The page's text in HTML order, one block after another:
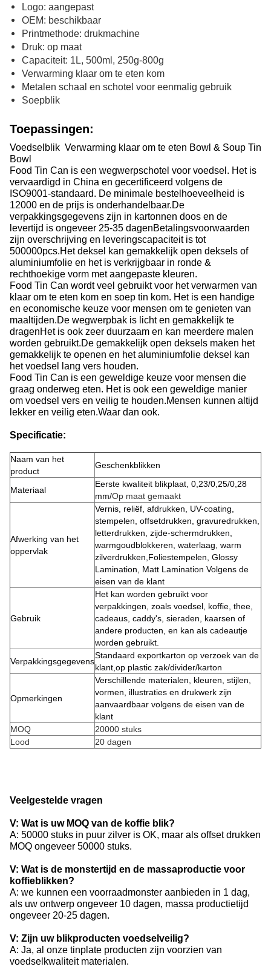
Logo: aangepast
OEM: beschikbaar
Printmethode: drukmachine
Druk: op maat
Capaciteit: 1L, 500ml, 250g-800g
Verwarming klaar om te eten kom
Metalen schaal en schotel voor eenmalig gebruik
Soepblik
Toepassingen:
Voedselblik ️ Verwarming klaar om te eten Bowl & Soup Tin
Bowl
Food Tin Can is een wegwerpschotel voor voedsel. Het is
vervaardigd in China en gecertificeerd volgens de
ISO9001-standaard. De minimale bestelhoeveelheid is
12000 en de prijs is onderhandelbaar.De
verpakkingsgegevens zijn in kartonnen doos en de
levertijd is ongeveer 25-35 dagenBetalingsvoorwaarden
zijn overschrijving en leveringscapaciteit is tot
500000pcs.Het deksel kan gemakkelijk open deksels of
aluminiumfolie en het is verkrijgbaar in ronde &
rechthoekige vorm met aangepaste kleuren.
Food Tin Can wordt veel gebruikt voor het verwarmen van
klaar om te eten kom en soep tin kom. Het is een handige
en economische keuze voor mensen om te genieten van
maaltijden.De wegwerpbak is licht en gemakkelijk te
dragenHet is ook zeer duurzaam en kan meerdere malen
worden gebruikt.De gemakkelijk open deksels maken het
gemakkelijk te openen en het aluminiumfolie deksel kan
het voedsel lang vers houden.
Food Tin Can is een geweldige keuze voor mensen die
graag onderweg eten. Het is ook een geweldige manier
om voedsel vers en veilig te houden.Mensen kunnen altijd
lekker en veilig eten.Waar dan ook.
Specificatie:
Naam van het
product
Geschenkblikken
Materiaal
Eerste kwaliteit blikplaat, 0,23/0,25/0,28
mm/Op maat gemaakt
Afwerking van het
oppervlak
Vernis, reliëf, afdrukken, UV-coating,
stempelen, offsetdrukken, gravuredrukken,
letterdrukken, zijde-schermdrukken,
warmgoudblokkeren, waterlaag, warm
zilverdrukken,Foliestempelen, Glossy
Lamination, Matt Lamination Volgens de
eisen van de klant
Gebruik
Het kan worden gebruikt voor
verpakkingen, zoals voedsel, koffie, thee,
cadeaus, caddy's, sieraden, kaarsen of
andere producten, en kan als cadeautje
worden gebruikt.
Verpakkingsgegevens
Standaard exportkarton op verzoek van de
klant,op plastic zak/divider/karton
Opmerkingen
Verschillende materialen, kleuren, stijlen,
vormen, illustraties en drukwerk zijn
aanvaardbaar volgens de eisen van de
klant
MOQ
20000 stuks
Lood
20 dagen
Veelgestelde vragen
V: Wat is uw MOQ van de koffie blik?
A: 50000 stuks in puur zilver is OK, maar als offset drukken
MOQ ongeveer 50000 stuks.
V: Wat is de monstertijd en de massaproductie voor
koffieblikken?
A: we kunnen een voorraadmonster aanbieden in 1 dag,
als uw ontwerp ongeveer 10 dagen, massa productietijd
ongeveer 20-25 dagen.
V: Zijn uw blikproducten voedselveilig?
A: Ja, al onze tinplate producten zijn voorzien van
voedselkwaliteit materialen.